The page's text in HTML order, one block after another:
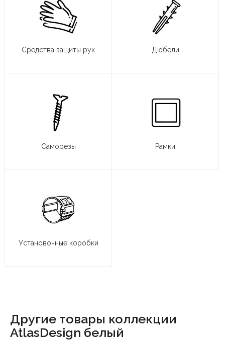
Средства защиты рук Дюбели
Саморезы Рамки
Установочные коробки
Другие товары коллекции
AtlasDesign белый